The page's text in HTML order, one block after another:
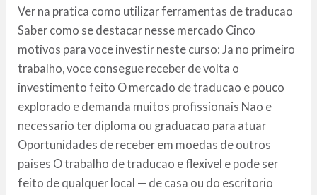
Ver na pratica como utilizar ferramentas de traducao
Saber como se destacar nesse mercado Cinco
motivos para voce investir neste curso: Ja no primeiro
trabalho, voce consegue receber de volta o
investimento feito O mercado de traducao e pouco
explorado e demanda muitos profissionais Nao e
necessario ter diploma ou graduacao para atuar
Oportunidades de receber em moedas de outros
paises O trabalho de traducao e flexivel e pode ser
feito de qualquer local — de casa ou do escritorio